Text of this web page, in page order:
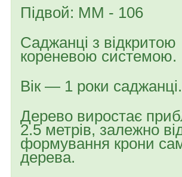
Підвой: ММ - 106
Саджанці з відкритою
кореневою системою.
Вік — 1 роки саджанці.
Дерево виростає
2.5 метрів, залежно
формування крони
дерева.